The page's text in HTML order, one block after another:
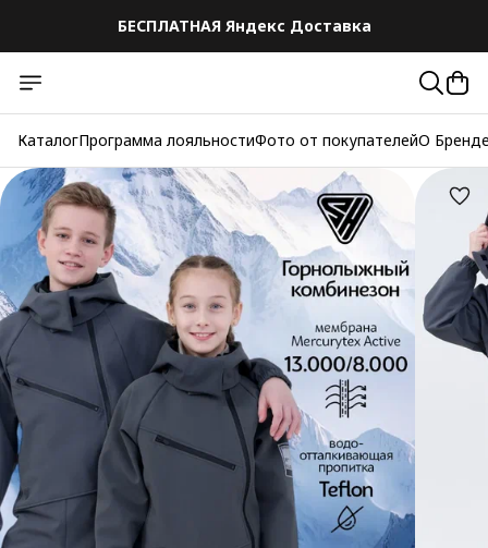
БЕСПЛАТНАЯ Яндекс Доставка
КаталогПрограмма лояльностиФото от покупателейО